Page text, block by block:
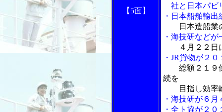
【5面】
社と日本パビ
・日本船舶輸
日本造船業
・海技研など
４月２２日
・JR貨物が２
総額２１９
続を
目指し効率輸
・海技研が６
・全ト協が２